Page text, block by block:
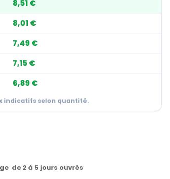
8,51 €
8,01 €
7,49 €
7,15 €
6,89 €
indicatifs selon quantité.
de 2 à 5 jours ouvrés